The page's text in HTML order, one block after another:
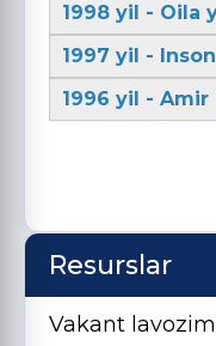
1998 yil - Oila
1997 yil -
1996 yil -
Resurslar
Vakant